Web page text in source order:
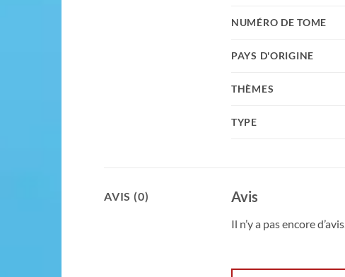
NUMÉRO DE TOME
PAYS D'ORIGINE
THÈMES
TYPE
AVIS (0) Avis
Il n’y a pas encore d’avis.